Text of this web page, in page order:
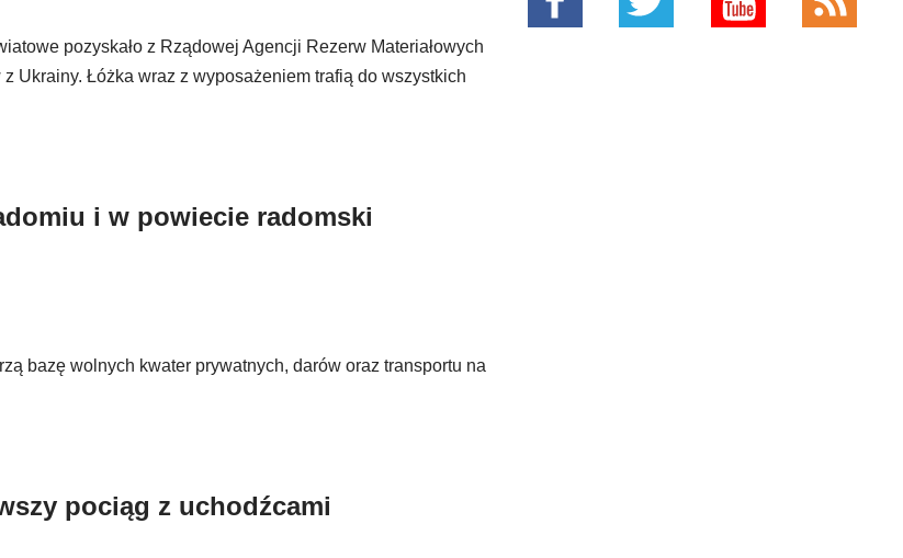
pozyskało z Rządowej Agencji Rezerw Materiałowych
Ukrainy. Łóżka wraz z wyposażeniem trafią do wszystkich
i w powiecie radomski
bazę wolnych kwater prywatnych, darów oraz transportu na
pociąg z uchodźcami